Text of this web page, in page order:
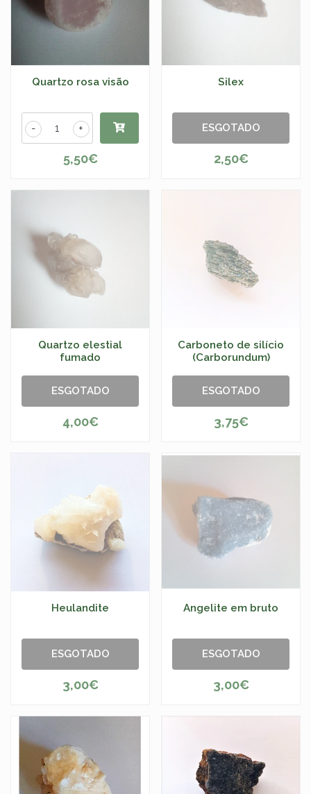
Quartzo rosa visão
+
-
5,50€
Silex
ESGOTADO
2,50€
Quartzo elestial
fumado
ESGOTADO
4,00€
Carboneto de silício
(Carborundum)
ESGOTADO
3,75€
Heulandite
ESGOTADO
3,00€
Angelite em bruto
ESGOTADO
3,00€